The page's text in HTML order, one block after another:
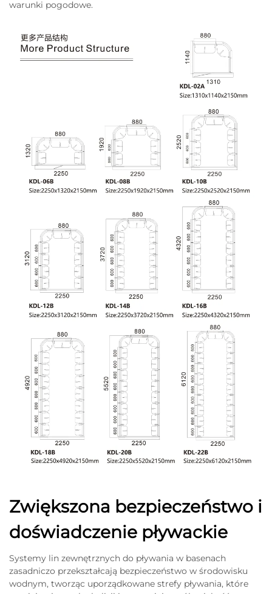
warunki pogodowe.
Zwiększona bezpieczeństwo i
doświadczenie pływackie
Systemy lin zewnętrznych do pływania w basenach
zasadniczo przekształcają bezpieczeństwo w środowisku
wodnym, tworząc uporządkowane strefy pływania, które